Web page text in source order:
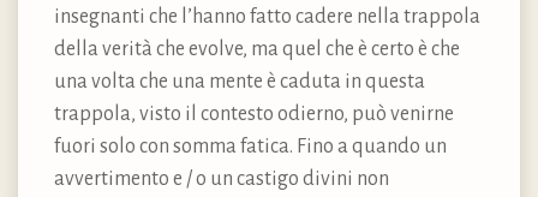
insegnanti che l’hanno fatto cadere nella trappola
della verità che evolve, ma quel che è certo è che
una volta che una mente è caduta in questa
trappola, visto il contesto odierno, può venirne
fuori solo con somma fatica. Fino a quando un
avvertimento e / o un castigo divini non